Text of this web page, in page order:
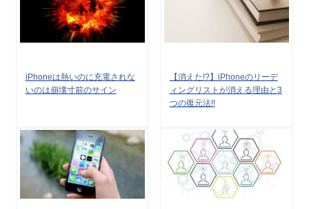
iPhoneは熱いのに充電されな
いのは崩壊寸前のサイン
【消えた!?】iPhoneのリーデ
ィングリストが消える理由と3
つの復元法!!